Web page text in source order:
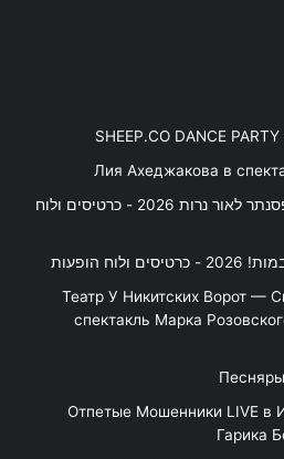
SHEEP.CO DANCE
Лия Ахеджакова в
משופן ועד AC/DC - מופע פסנתר לאור נרות 2026 - כרטיסים ולוח
הופעות
"Театр У Никитских Ворот —
спектакль Марка
Отпетые Мошенники LIVE в
Гарика